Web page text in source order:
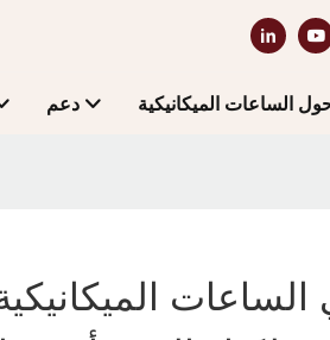
دعم الساعات الميكانيكية
الميكانيكية